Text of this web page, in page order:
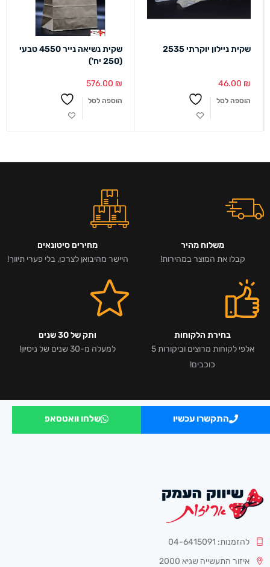
שקית ניילון יוקרתי 2535
46.00 ₪
הוספה לסל
שקית נשיאה נייר 4550 טבעי
(250 יח')
576.00 ₪
הוספה לסל
משלוח מהיר
קבלו את המוצר במהירות!
מחירים סיטונאים
היישר מהיבואן לצרכן, בלי פערי תיווך!
בחירת הלקוחות
אלפי לקוחות מרוצים וביקורות 5
כוכבים!
ותק של 30 שנים
למעלה מ-30 שנים של ניסיון!
התקשרו עכשיו שלחו וואטסאפ
להזמנות: 04-6415091
איזור התעשייה שגיא 2000